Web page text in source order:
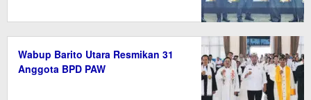
Wabup Barito Utara Resmikan 31
Anggota BPD PAW